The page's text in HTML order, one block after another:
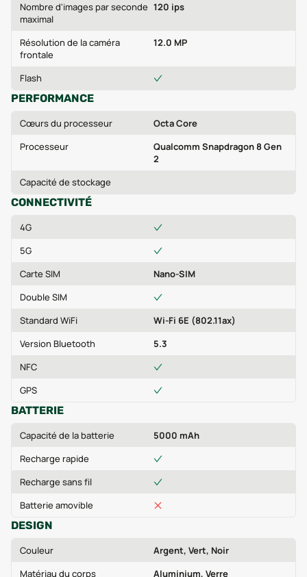
Nombre d'images par seconde
maximal
120 ips
Résolution de la caméra
frontale
12.0 MP
Flash
PERFORMANCE
Cœurs du processeur
Octa Core
Processeur
Qualcomm Snapdragon 8 Gen
2
Capacité de stockage
CONNECTIVITÉ
4G
5G
Carte SIM
Nano-SIM
Double SIM
Standard WiFi
Wi-Fi 6E (802.11ax)
Version Bluetooth
5.3
NFC
GPS
BATTERIE
Capacité de la batterie
5000 mAh
Recharge rapide
Recharge sans fil
Batterie amovible
DESIGN
Couleur
Argent, Vert, Noir
Matériau du corps
Aluminium, Verre